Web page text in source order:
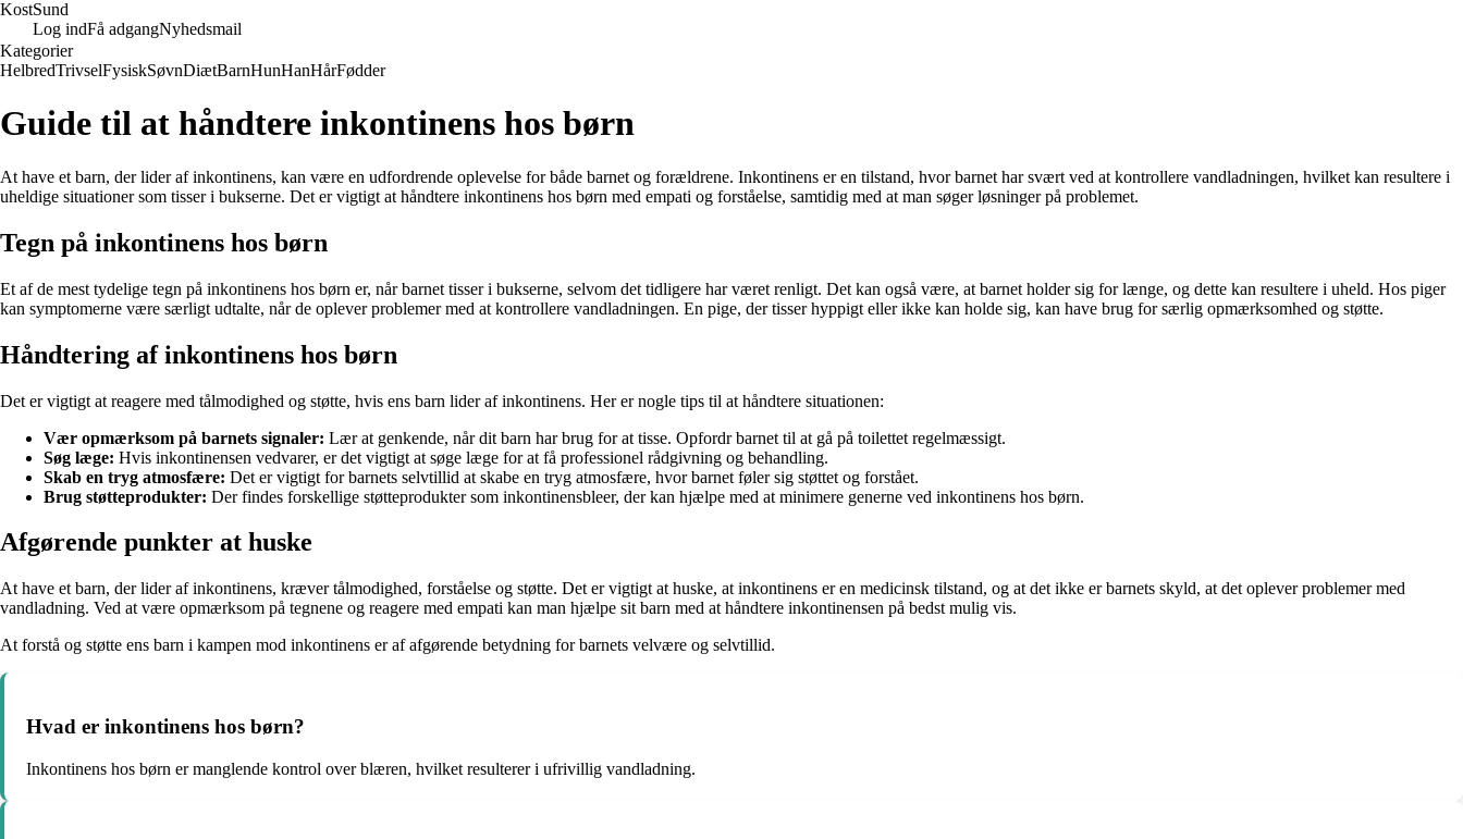
KostSund
Log indFå adgangNyhedsmail
Kategorier
HelbredTrivselFysiskSøvnDiætBarnHunHanHårFødder
Guide til at håndtere inkontinens hos børn
At have et barn, der lider af inkontinens, kan være en udfordrende oplevelse for både barnet og forældrene. Inkontinens er en tilstand, hvor barnet har svært ved at kontrollere vandladningen, hvilket kan resultere i
uheldige situationer som tisser i bukserne. Det er vigtigt at håndtere inkontinens hos børn med empati og forståelse, samtidig med at man søger løsninger på problemet.
Tegn på inkontinens hos børn
Et af de mest tydelige tegn på inkontinens hos børn er, når barnet tisser i bukserne, selvom det tidligere har været renligt. Det kan også være, at barnet holder sig for længe, og dette kan resultere i uheld. Hos piger
kan symptomerne være særligt udtalte, når de oplever problemer med at kontrollere vandladningen. En pige, der tisser hyppigt eller ikke kan holde sig, kan have brug for særlig opmærksomhed og støtte.
Håndtering af inkontinens hos børn
Det er vigtigt at reagere med tålmodighed og støtte, hvis ens barn lider af inkontinens. Her er nogle tips til at håndtere situationen:
Vær opmærksom på barnets signaler: Lær at genkende, når dit barn har brug for at tisse. Opfordr barnet til at gå på toilettet regelmæssigt.
Søg læge: Hvis inkontinensen vedvarer, er det vigtigt at søge læge for at få professionel rådgivning og behandling.
Skab en tryg atmosfære: Det er vigtigt for barnets selvtillid at skabe en tryg atmosfære, hvor barnet føler sig støttet og forstået.
Brug støtteprodukter: Der findes forskellige støtteprodukter som inkontinensbleer, der kan hjælpe med at minimere generne ved inkontinens hos børn.
Afgørende punkter at huske
At have et barn, der lider af inkontinens, kræver tålmodighed, forståelse og støtte. Det er vigtigt at huske, at inkontinens er en medicinsk tilstand, og at det ikke er barnets skyld, at det oplever problemer med
vandladning. Ved at være opmærksom på tegnene og reagere med empati kan man hjælpe sit barn med at håndtere inkontinensen på bedst mulig vis.
At forstå og støtte ens barn i kampen mod inkontinens er af afgørende betydning for barnets velvære og selvtillid.
Hvad er inkontinens hos børn?
Inkontinens hos børn er manglende kontrol over blæren, hvilket resulterer i ufrivillig vandladning.